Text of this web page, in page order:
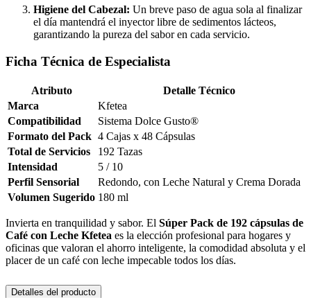
Higiene del Cabezal: Un breve paso de agua sola al finalizar
el día mantendrá el inyector libre de sedimentos lácteos,
garantizando la pureza del sabor en cada servicio.
Ficha Técnica de Especialista
Atributo
Detalle Técnico
Marca
Kfetea
Compatibilidad
Sistema Dolce Gusto®
Formato del Pack 4 Cajas x 48 Cápsulas
Total de Servicios
192 Tazas
Intensidad
5 / 10
Perfil Sensorial
Redondo, con Leche Natural y Crema Dorada
Volumen Sugerido 180 ml
Invierta en tranquilidad y sabor. El Súper Pack de 192 cápsulas de
Café con Leche Kfetea es la elección profesional para hogares y
oficinas que valoran el ahorro inteligente, la comodidad absoluta y el
placer de un café con leche impecable todos los días.
Detalles del producto